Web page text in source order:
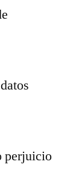
perjuicio